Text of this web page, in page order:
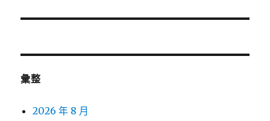
文
彙整
2026 年 8 月